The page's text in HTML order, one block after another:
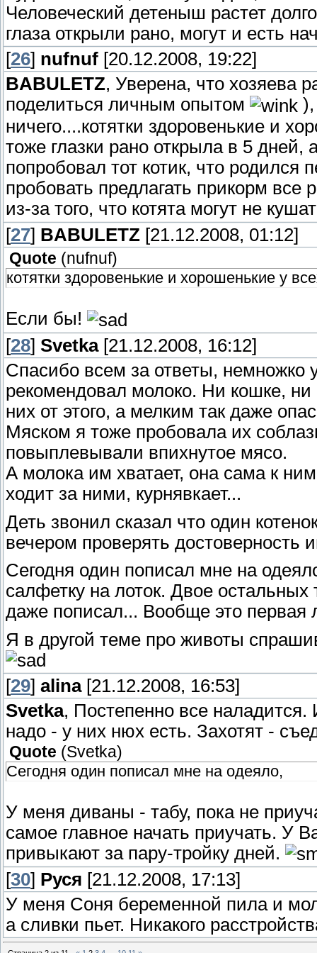
Человеческий детеныш растет
глаза открыли рано, могут и есть
[26] nufnuf [20.12.2008, 19:22]
BABULETZ, Уверена, что хозяева
поделиться личным опытом
ничего....котятки здоровенькие и
тоже глазки рано открыла в 5
попробовал тот котик, что
пробовать предлагать прикорм все
из-за того, что котята могут не
[27] BABULETZ [21.12.2008, 01:12]
Quote (nufnuf)
котятки здоровенькие и хорошенькие у
Если бы!
[28] Svetka[21.12.2008, 16:12]
Спасибо всем за ответы, немножко
рекомендовал молоко. Ни кошке, ни
них от этого, а мелким так даже
Мяском я тоже пробовала их
повыплевывали впихнутое мясо.
А молока им хватает, она сама к
ходит за ними, курнявкает...
Деть звонил сказал что один
вечером проверять достоверность
Сегодня один пописал мне на
салфетку на лоток. Двое
даже пописал... Вообще это
Я в другой теме про животы
[29] alina[21.12.2008, 16:53]
Svetka, Постепенно все
надо - у них нюх есть. Захотят -
Quote (Svetka)
Сегодня один пописал мне на одеяло,
У меня диваны - табу, пока не
самое главное начать приучать. У
привыкают за пару-тройку дней.
[30] Руся [21.12.2008, 17:13]
У меня Соня беременной пила и
а сливки пьет. Никакого